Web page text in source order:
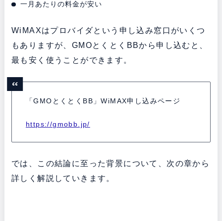
一月あたりの料金が安い
WiMAXはプロバイダという申し込み窓口がいくつ
もありますが、GMOとくとくBBから申し込むと、
最も安く使うことができます。
「GMOとくとくBB」WiMAX申し込みページ
https://gmobb.jp/
では、この結論に至った背景について、次の章から
詳しく解説していきます。